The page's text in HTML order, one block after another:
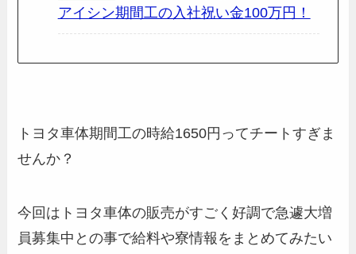
アイシン期間工の入社祝い金100万円！
トヨタ車体期間工の時給1650円ってチートすぎま
せんか？
今回はトヨタ車体の販売がすごく好調で急遽大増
員募集中との事で給料や寮情報をまとめてみたい